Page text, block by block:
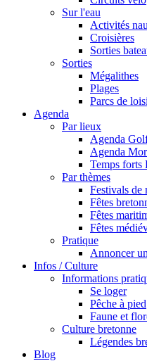
Sur l'eau
Activités
Croisières
Sorties
Sorties
Mégalithes
Plages
Parcs de
Agenda
Par lieux
Agenda
Agenda
Temps forts
Par thèmes
Festivals de
Fêtes
Fêtes
Fêtes
Pratique
Annoncer
Infos / Culture
Informations
Se loger
Pêche à pied
Faune et
Culture bretonne
Légendes
Blog